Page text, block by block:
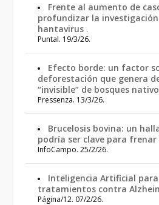
Frente al aumento de
profundizar la investigación
hantavirus .
Puntal. 19/3/26.
Efecto borde: un factor
deforestación que genera
“invisible” de bosques
Pressenza. 13/3/26.
Brucelosis bovina: un
podría ser clave para
InfoCampo. 25/2/26.
Inteligencia Artificial
tratamientos contra
Página/12. 07/2/26.